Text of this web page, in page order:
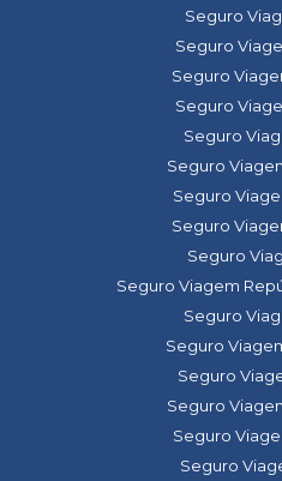
Seguro
Seguro
Seguro
Seguro
Seguro
Seguro
Seguro
Seguro
Seguro
Seguro Viagem
Seguro
Seguro
Seguro
Seguro
Seguro
Seguro